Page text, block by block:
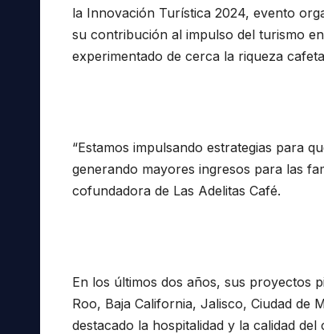
la Innovación Turística 2024, evento
su contribución al impulso del turismo
experimentado de cerca la riqueza
“Estamos impulsando estrategias para
generando mayores ingresos para las
cofundadora de Las Adelitas Café.
En los últimos dos años, sus proyectos
Roo, Baja California, Jalisco, Ciudad de
destacado la hospitalidad y la calidad